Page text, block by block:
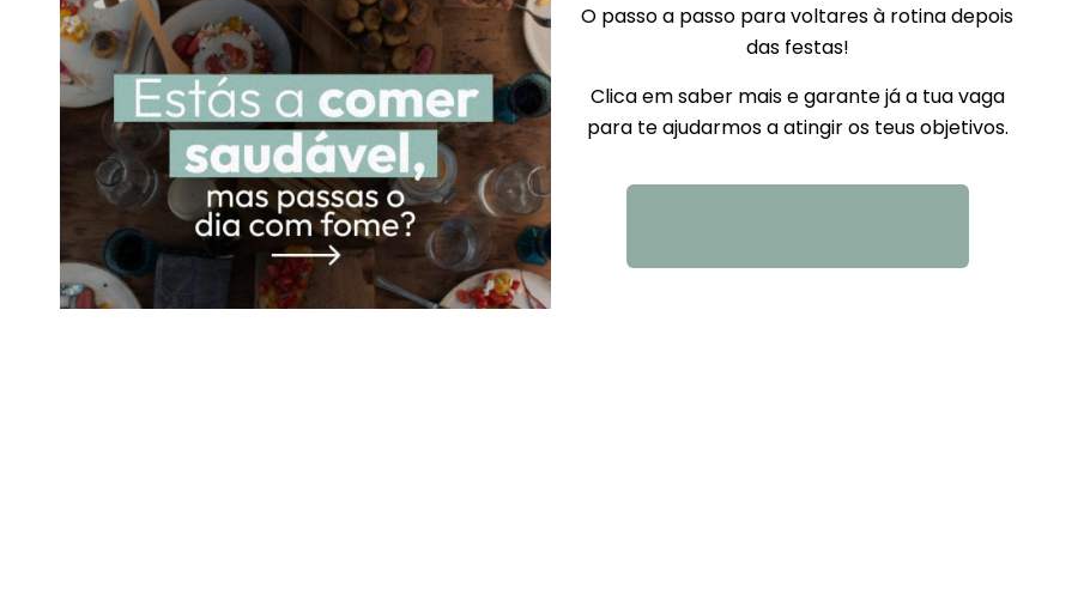
O passo a passo para voltares à rotina depois
das festas!
Clica em saber mais e garante já a tua vaga
para te ajudarmos a atingir os teus objetivos.